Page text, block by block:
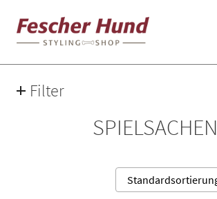
SPIELSACHEN
Filter